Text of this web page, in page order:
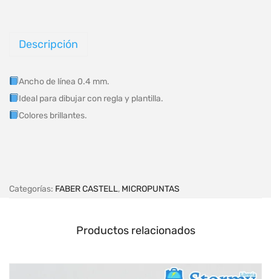
Descripción
Ancho de línea 0.4 mm.
Ideal para dibujar con regla y plantilla.
Colores brillantes.
Categorías: FABER CASTELL, MICROPUNTAS
Productos relacionados